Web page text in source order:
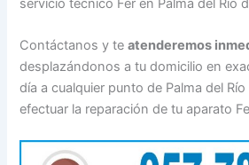
Contáctanos y teatenderemos
desplazándonos a tu domicilio en
día a cualquier punto de Palma del Río
efectuar la reparación de tu aparato